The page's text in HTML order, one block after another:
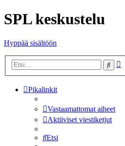
SPL keskustelu
Hyppää sisältöön
Etsi
Pikalinkit
Vastaamattomat aiheet
Aktiiviset viestiketjut
Etsi